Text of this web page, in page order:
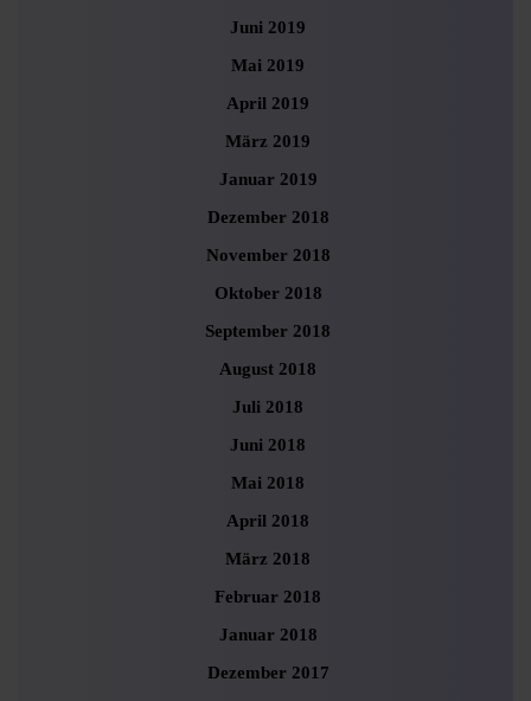
Juni 2019
Mai 2019
April 2019
März 2019
Januar 2019
Dezember 2018
November 2018
Oktober 2018
September 2018
August 2018
Juli 2018
Juni 2018
Mai 2018
April 2018
März 2018
Februar 2018
Januar 2018
Dezember 2017